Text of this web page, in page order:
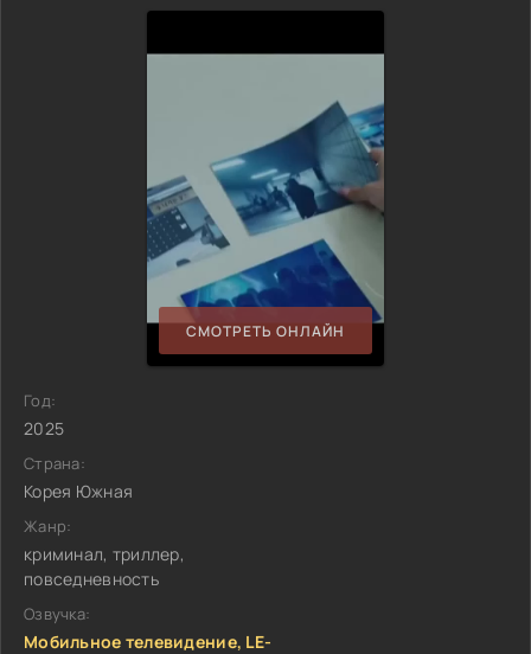
СМОТРЕТЬ ОНЛАЙН
Год:
2025
Страна:
Корея Южная
Жанр:
криминал, триллер,
повседневность
Озвучка:
Мобильное телевидение, LE-